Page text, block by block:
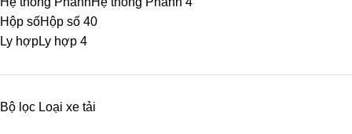
Hộp sốHộp số 40
Ly hợpLy hợp 4
Bộ lọc Loại xe tải